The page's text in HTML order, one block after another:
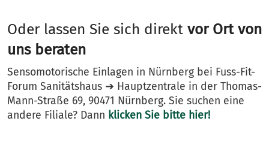
Oder lassen Sie sich direkt vor Ort von
uns beraten
Sensomotorische Einlagen in Nürnberg bei Fuss-Fit-
Forum Sanitätshaus ➔ Hauptzentrale in der Thomas-
Mann-Straße 69, 90471 Nürnberg. Sie suchen eine
andere Filiale? Dann klicken Sie bitte hier!